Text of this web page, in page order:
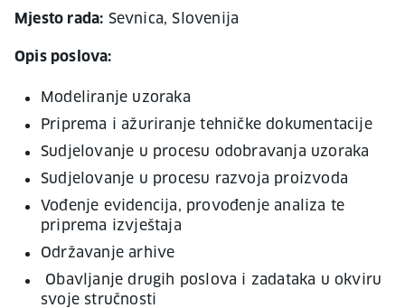
Mjesto rada: Sevnica, Slovenija
Opis poslova:
Modeliranje uzoraka
Priprema i ažuriranje tehničke dokumentacije
Sudjelovanje u procesu odobravanja uzoraka
Sudjelovanje u procesu razvoja proizvoda
Vođenje evidencija, provođenje analiza te
priprema izvještaja
Održavanje arhive
Obavljanje drugih poslova i zadataka u okviru
svoje stručnosti